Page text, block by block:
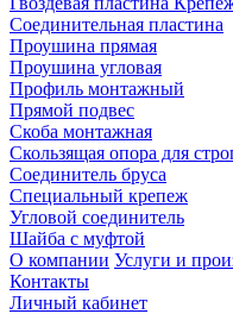
Соединительная пластина
Проушина прямая
Проушина угловая
Профиль монтажный
Прямой подвес
Скоба монтажная
Скользящая опора для
Соединитель бруса
Специальный крепеж
Угловой соединитель
Шайба с муфтой
О компании Услуги и
Контакты
Личный кабинет